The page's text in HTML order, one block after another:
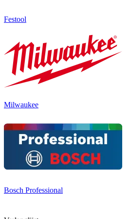
Festool
Milwaukee
Bosch Professional